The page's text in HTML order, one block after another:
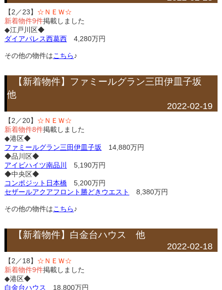
【2／23】 ☆ＮＥＷ☆
新着物件9件掲載しました
◆江戸川区◆
ダイアパレス西葛西4,280万円
その他の物件はこちら♪
【新着物件】ファミールグラン三田伊皿子坂
他
2022-02-19
【2／20】 ☆ＮＥＷ☆
新着物件8件掲載しました
◆港区◆
ファミールグラン三田伊皿子坂 14,880万円
◆品川区◆
アイビハイツ南品川
5,190万円
◆中央区◆
コンポジット日本橋5,200万円
セザールアクアフロント勝どきウエスト
8,380万円
その他の物件はこちら♪
【新着物件】白金台ハウス 他
2022-02-18
【2／18】 ☆ＮＥＷ☆
新着物件9件掲載しました
◆港区◆
白金台ハウス
18,800万円